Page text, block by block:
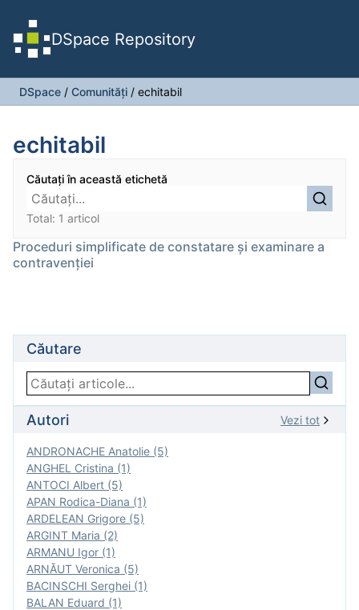
DSpace Repository
DSpace / Comunități / echitabil
echitabil
Căutați în această etichetă
Total: 1 articol
Proceduri simplificate de constatare și examinare a
contravenției
Căutare
Autori Vezi tot
ANDRONACHE Anatolie (5)
ANGHEL Cristina (1)
ANTOCI Albert (5)
APAN Rodica-Diana (1)
ARDELEAN Grigore (5)
ARGINT Maria (2)
ARMANU Igor (1)
ARNĂUT Veronica (5)
BACINSCHI Serghei (1)
BALAN Eduard (1)